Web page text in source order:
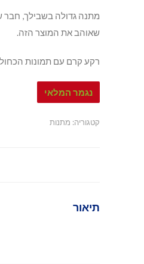
מתנה גדולה בשבילך, חבר
שאוהב את המוצר הזה.
רקע קרם עם תמונות
נגמר המלאי
קטגוריה: מתנות
תיאור